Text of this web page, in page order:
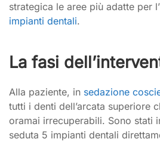
strategica le aree più adatte per
impianti dentali.
La fasi
Alla paziente, in sedazione
tutti i denti dell’arcata superiore
oramai irrecuperabili. Sono stati
seduta 5 impianti dentali